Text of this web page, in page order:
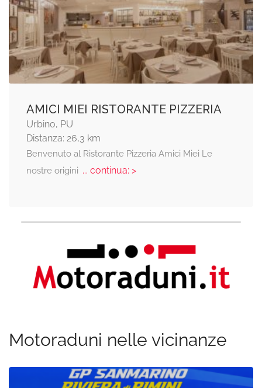
AMICI MIEI RISTORANTE PIZZERIA
Urbino, PU
Distanza: 26,3 km
Benvenuto al Ristorante Pizzeria Amici Miei Le
nostre origini ... continua: >
Motoraduni nelle vicinanze